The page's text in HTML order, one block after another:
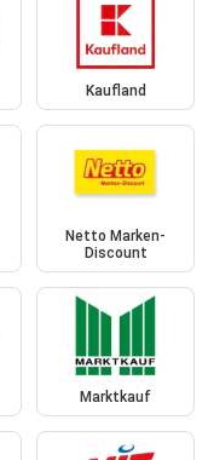
Kaufland
Netto Marken-
Discount
Marktkauf